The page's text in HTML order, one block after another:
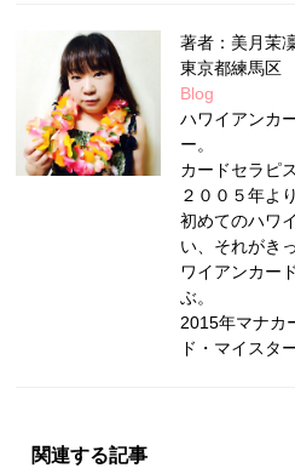
著者：美月茉
東京都練馬
Blog
ハワイアンカ
ー。
カードセラピ
２００５年よ
初めてのハワ
い、それがき
ワイアンカー
ぶ。
2015年マナカ
ド・マイスタ
関連する記事